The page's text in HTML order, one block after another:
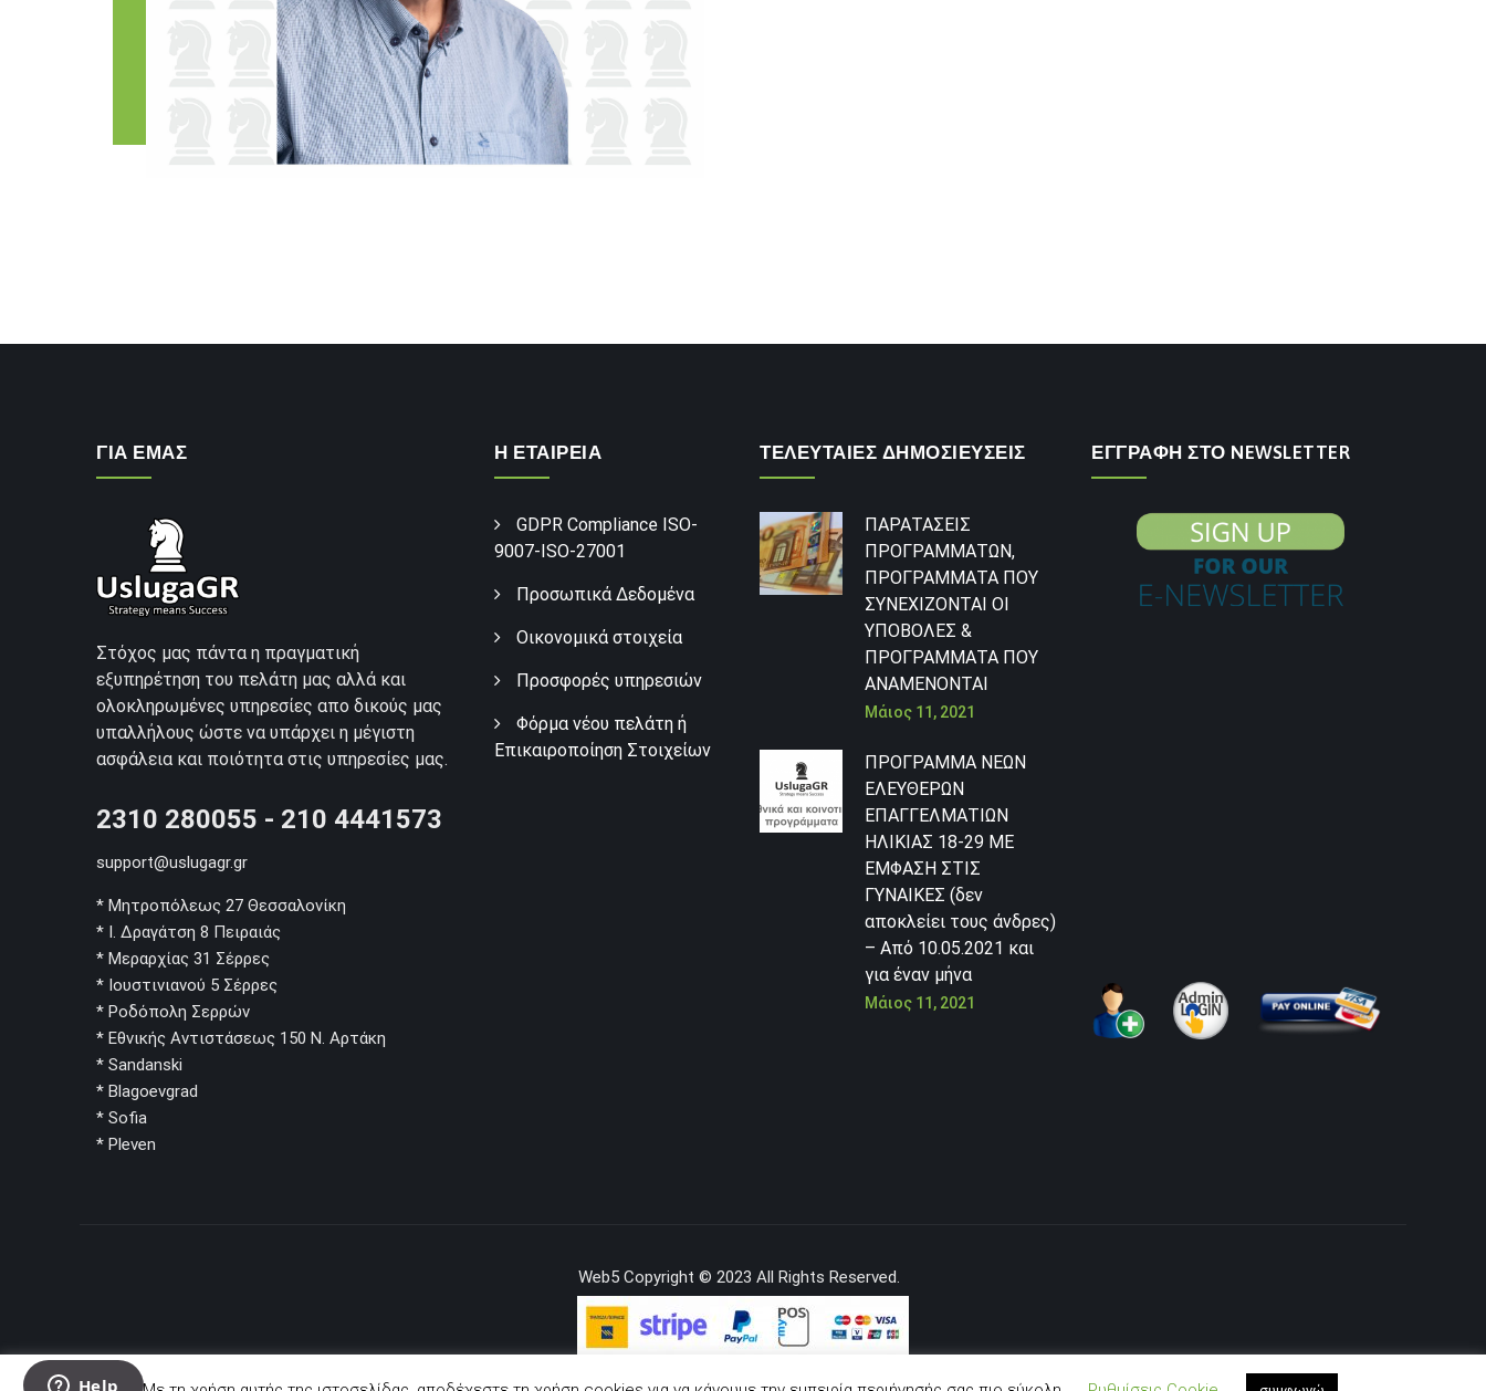
ΓΙΑ ΕΜΑΣ
Στόχος μας πάντα η πραγματική
εξυπηρέτηση του πελάτη μας αλλά και
ολοκληρωμένες υπηρεσίες απο δικούς μας
υπαλλήλους ώστε να υπάρχει η μέγιστη
ασφάλεια και ποιότητα στις υπηρεσίες μας.
2310 280055 - 210 4441573
support@uslugagr.gr
* Μητροπόλεως 27 Θεσσαλονίκη
* Ι. Δραγάτση 8 Πειραιάς
* Μεραρχίας 31 Σέρρες
* Ιουστινιανού 5 Σέρρες
* Ροδόπολη Σερρών
* Εθνικής Αντιστάσεως 150 Ν. Αρτάκη
* Sandanski
* Blagoevgrad
* Sofia
* Pleven
Η ΕΤΑΙΡΕΙΑ
GDPR Compliance ISO-
9007-ISO-27001
Προσωπικά Δεδομένα
Οικονομικά στοιχεία
Προσφορές υπηρεσιών
Φόρμα νέου πελάτη ή
Επικαιροποίηση Στοιχείων
ΤΕΛΕΥΤΑΙΕΣ ΔΗΜΟΣΙΕΥΣΕΙΣ
ΠΑΡΑΤΑΣΕΙΣ
ΠΡΟΓΡΑΜΜΑΤΩΝ,
ΠΡΟΓΡΑΜΜΑΤΑ ΠΟΥ
ΣΥΝΕΧΙΖΟΝΤΑΙ ΟΙ
ΥΠΟΒΟΛΕΣ &
ΠΡΟΓΡΑΜΜΑΤΑ ΠΟΥ
ΑΝΑΜΕΝΟΝΤΑΙ
Μάιος 11, 2021
ΠΡΟΓΡΑΜΜΑ ΝΕΩΝ
ΕΛΕΥΘΕΡΩΝ
ΕΠΑΓΓΕΛΜΑΤΙΩΝ
ΗΛΙΚΙΑΣ 18-29 ΜΕ
ΕΜΦΑΣΗ ΣΤΙΣ
ΓΥΝΑΙΚΕΣ (δεν
αποκλείει τους άνδρες)
– Από 10.05.2021 και
για έναν μήνα
Μάιος 11, 2021
ΕΓΓΡΑΦΗ ΣΤΟ NEWSLETTER
Web5 Copyright © 2023 All Rights Reserved.